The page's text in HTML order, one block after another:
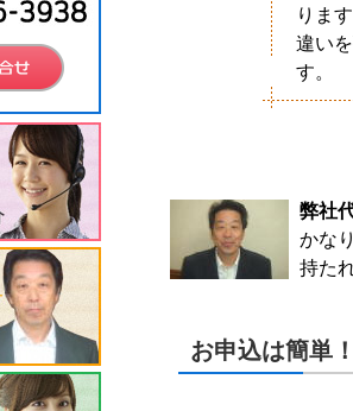
りま
違い
す。
弊社
かな
持た
お申込は簡単